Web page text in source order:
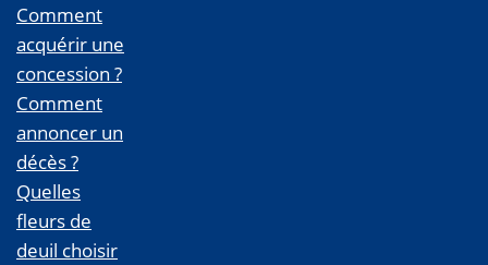
Comment
acquérir une
concession ?
Comment
annoncer un
décès ?
Quelles
fleurs de
deuil choisir